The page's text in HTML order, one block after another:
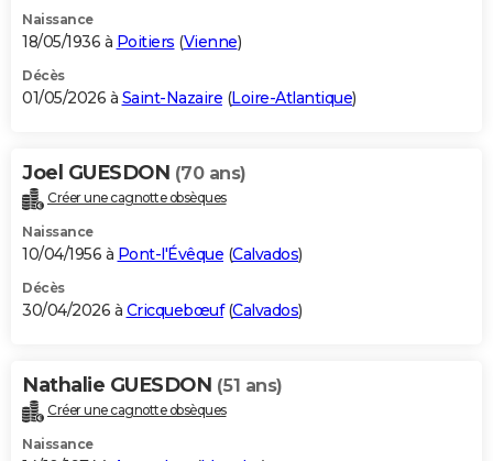
Naissance
18/05/1936 à Poitiers (Vienne)
Décès
01/05/2026 à Saint-Nazaire (Loire-Atlantique)
Joel GUESDON (70 ans)
Créer une cagnotte obsèques
Naissance
10/04/1956 à Pont-l'Évêque (Calvados)
Décès
30/04/2026 à Cricquebœuf(Calvados)
Nathalie GUESDON (51 ans)
Créer une cagnotte obsèques
Naissance